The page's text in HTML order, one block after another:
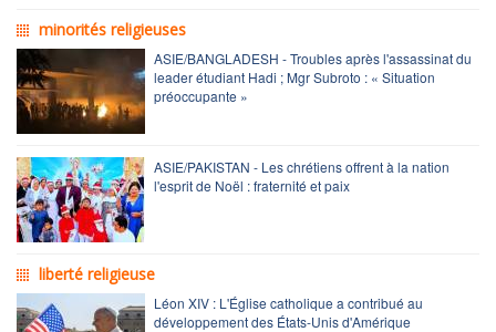
minorités religieuses
ASIE/BANGLADESH - Troubles après l'assassinat du
leader étudiant Hadi ; Mgr Subroto : « Situation
préoccupante »
ASIE/PAKISTAN - Les chrétiens offrent à la nation
l'esprit de Noël : fraternité et paix
liberté religieuse
Léon XIV : L'Église catholique a contribué au
développement des États-Unis d'Amérique